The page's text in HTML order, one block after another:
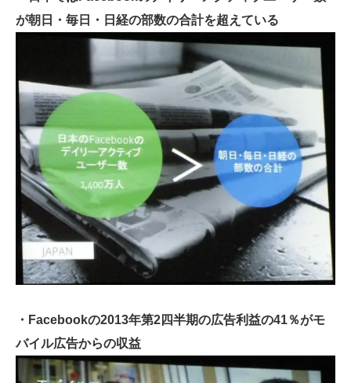
が朝日・毎日・日経の部数の合計を超えている
・Facebookの2013年第2四半期の広告利益の41％がモ
バイル広告からの収益